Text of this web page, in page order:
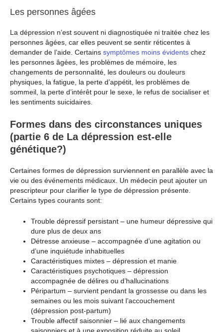
Les personnes âgées
La dépression n’est souvent ni diagnostiquée ni traitée chez les
personnes âgées, car elles peuvent se sentir réticentes à
demander de l’aide. Certains symptômes moins évidents chez
les personnes âgées, les problèmes de mémoire, les
changements de personnalité, les douleurs ou douleurs
physiques, la fatigue, la perte d’appétit, les problèmes de
sommeil, la perte d’intérêt pour le sexe, le refus de socialiser et
les sentiments suicidaires.
Formes dans des circonstances uniques
(partie 6 de La dépression est-elle
génétique?)
Certaines formes de dépression surviennent en parallèle avec la
vie ou des événements médicaux. Un médecin peut ajouter un
prescripteur pour clarifier le type de dépression présente.
Certains types courants sont:
Trouble dépressif persistant – une humeur dépressive qui
dure plus de deux ans
Détresse anxieuse – accompagnée d’une agitation ou
d’une inquiétude inhabituelles
Caractéristiques mixtes – dépression et manie
Caractéristiques psychotiques – dépression
accompagnée de délires ou d’hallucinations
Péripartum – survient pendant la grossesse ou dans les
semaines ou les mois suivant l’accouchement
(dépression post-partum)
Trouble affectif saisonnier – lié aux changements